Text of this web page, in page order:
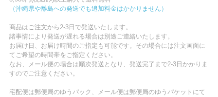
（沖縄県や離島への発送でも追加料金はかかりません）
商品はご注文から2-3日で発送いたします。
諸事情により発送が遅れる場合は別途ご連絡いたします。
お届け日、お届け時間のご指定も可能です。その場合には注文画面に
てご希望の時間帯をご指定ください。
なお、メール便の場合は順次発送となり、発送完了まで2-3日かかりま
すのでご注意ください。
宅配便は郵便局のゆうパック、メール便は郵便局のゆうパケットにて